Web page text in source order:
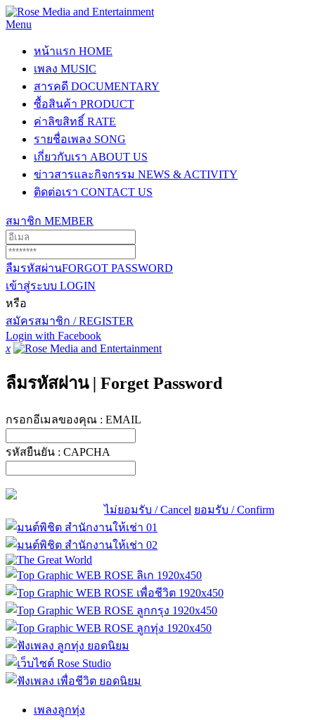
Menu
หน้าแรก HOME
เพลง MUSIC
สารคดี DOCUMENTARY
ซื้อสินค้า PRODUCT
ค่าลิขสิทธิ์ RATE
รายชื่อเพลง SONG
เกี่ยวกับเรา ABOUT US
ข่าวสารและกิจกรรม NEWS & ACTIVITY
ติดต่อเรา CONTACT US
สมาชิก MEMBER
ลืมรหัสผ่านFORGOT PASSWORD
เข้าสู่ระบบ LOGIN
หรือ
สมัครสมาชิก / REGISTER
Login with Facebook
x
ลืมรหัสผ่าน | Forget Password
กรอกอีเมลของคุณ : EMAIL
รหัสยืนยัน : CAPCHA
ไม่ยอมรับ / Cancel ยอมรับ / Confirm
เพลงลูกทุ่ง